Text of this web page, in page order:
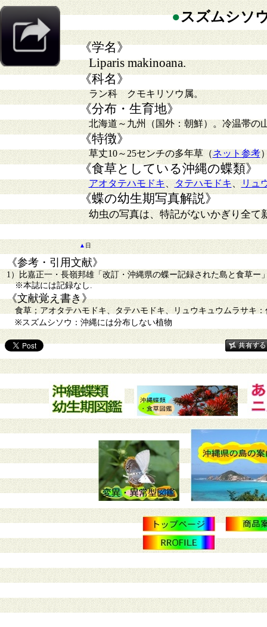
●スズムシソ
《学名》
Liparis makinoana.
《科名》
ラン科 クモキリソウ属。
《分布・生育地》
北海道～九州（国外：朝鮮）。冷温帯の
《特徴》
草丈10～25センチの多年草（ネット参考
《食草としている沖縄の蝶類》
アオタテハモドキ、 タテハモドキ、 リュ
《蝶の幼生期写真解説》
幼虫の写真は、特記がないかぎり全て
▲ 日
《参考・引用文献》
1）比嘉正一・長嶺邦雄「改訂・沖縄県の蝶ー記録された島と食草ー
※本誌には記録なし.
《文献覚え書き》
食草；アオタテハモドキ、タテハモドキ、リュウキュウムラサキ
※スズムシソウ：沖縄には分布しない植物